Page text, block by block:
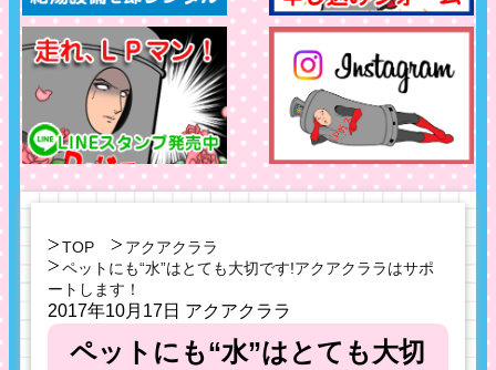
TOP
アクアクララ
ペットにも“水”はとても大切です!アクアクララはサポ
ートします！
2017年10月17日 アクアクララ
ペットにも“水”はとても大切